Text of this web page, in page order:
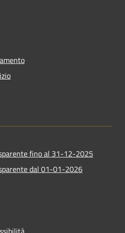
fino al 31-12-2025
dal 01-01-2026